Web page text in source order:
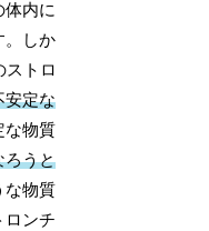
体内に
。しか
ストロ
安定な
な物質
ろうと
な物質
ロンチ